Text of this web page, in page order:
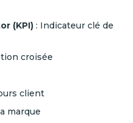
(KPI) : Indicateur clé de
croisée
client
marque